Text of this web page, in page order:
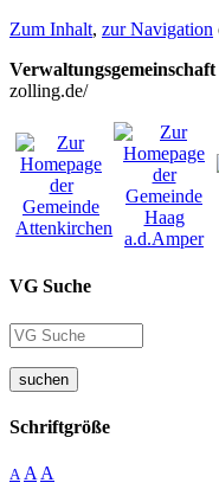
Zum Inhalt, zur Navigation
zolling.de/
VG Suche
suchen
Schriftgröße
A A A